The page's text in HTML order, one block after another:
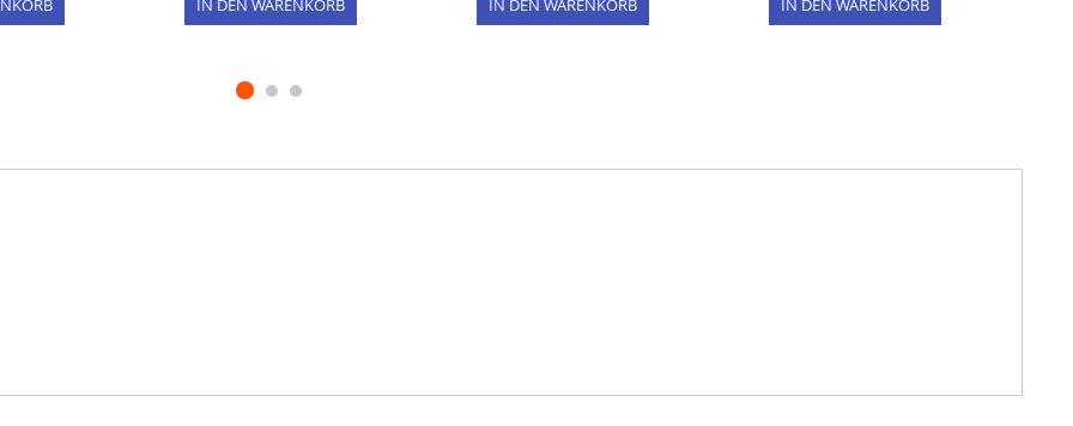
IN DEN WARENKORB IN DEN WARENKORB IN DEN WARENKORB